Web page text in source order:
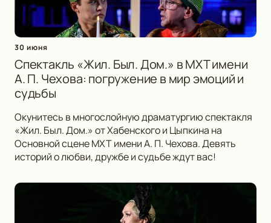
30 июня
Спектакль «Жил. Был. Дом.» в МХТ имени
А. П. Чехова: погружение в мир эмоций и
судьбы
Окунитесь в многослойную драматургию спектакля
«Жил. Был. Дом.» от Хабенского и Цыпкина на
Основной сцене МХТ имени А. П. Чехова. Девять
историй о любви, дружбе и судьбе ждут вас!